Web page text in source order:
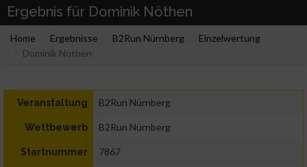
Ergebnis für Dominik Nöthen
Home Ergebnisse B2Run Nürnberg
Einzelwertung
Dominik Nöthen
Veranstaltung B2Run Nürnberg
Wettbewerb B2Run Nürnberg
Startnummer 7867